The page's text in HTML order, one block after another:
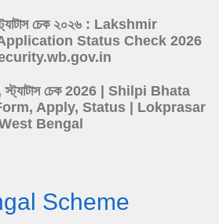
স্ট্যাটাস চেক ২০২৬ : Lakshmir
Status Check 2026
স্ট্যাটাস চেক 2026 | Shilpi Bhata
Apply, Status | Lokprasar
Bengal
Scheme